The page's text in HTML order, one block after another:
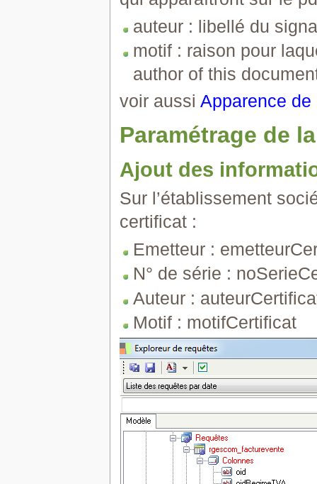
auteur : libellé du
motif : raison pour
author of this
voir aussi Apparence
Paramétrage de
Ajout des
Sur l’établissement
certificat :
Emetteur :
N° de série :
Auteur :
Motif : motifCertificat